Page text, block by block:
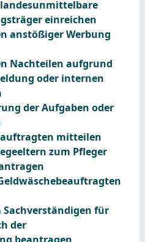
einreichen
anstößiger Werbung
Nachteilen aufgrund
oder internen
der Aufgaben oder
mitteilen
zum Pfleger
für
der